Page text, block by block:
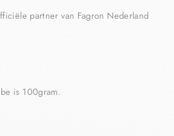
partner van Fagron Nederland
is 100gram.